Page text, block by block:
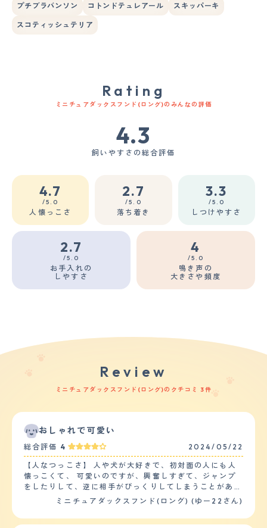
プチブラバンソン コトンドテュレアール スキッパーキ
スコティッシュテリア
Rating
ミニチュアダックスフンド(ロング)のみんなの評価
4.3
飼いやすさの総合評価
4.7
/5.0
人懐っこさ
2.7
/5.0
落ち着き
3.3
/5.0
しつけやすさ
2.7
/5.0
お手入れの
しやすさ
4
/5.0
鳴き声の
大きさや頻度
Review
ミニチュアダックスフンド(ロング)のクチコミ 3件
おしゃれで可愛い
総合評価 4 2024/05/22
【人なつっこさ】 人や犬が大好きで、初対面の人にも人
懐っこくて、 可愛いのですが、興奮しすぎて、ジャンプ
をしたりして、逆に相手がびっくりしてしまうことがあり
おうちにいるのですが、 とっても仲が良く、赤ちゃんの
ミニチュアダックスフンド(ロング) (ゆー22さん)